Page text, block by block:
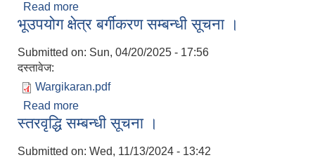
Read more
भूउपयोग क्षेत्र बर्गीकरण सम्बन्धी सूचना ।
Submitted on: Sun, 04/20/2025 - 17:56
दस्तावेज:
Wargikaran.pdf
Read more
स्तरवृद्धि सम्बन्धी सूचना ।
Submitted on: Wed, 11/13/2024 - 13:42